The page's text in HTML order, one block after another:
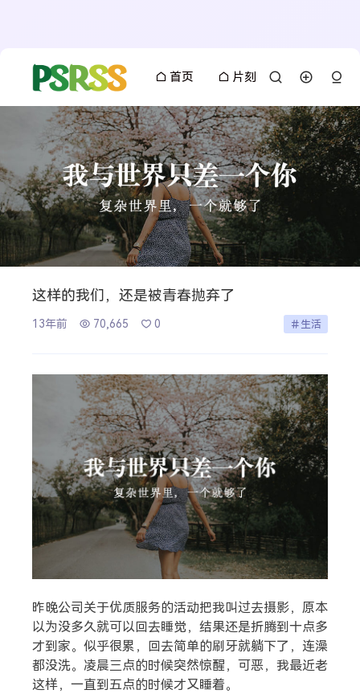
首页 片刻
搜索
这样的我们，还是被青春抛弃了
13年前 70,665 0 生活
昨晚公司关于优质服务的活动把我叫过去摄影，原本
以为没多久就可以回去睡觉，结果还是折腾到十点多
才到家。似乎很累，回去简单的刷牙就躺下了，连澡
都没洗。凌晨三点的时候突然惊醒，可恶，我最近老
这样，一直到五点的时候才又睡着。